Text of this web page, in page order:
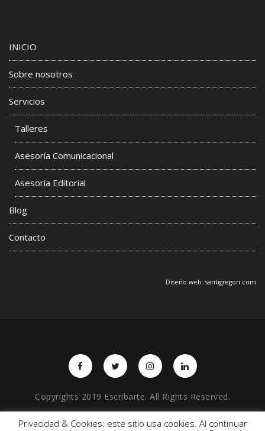
INICIO
Sobre nosotros
Servicios
Talleres
Asesoría Comunicacional
Asesoría Editorial
Blog
Contacto
Diseño web: santigregori.com
Copyrights 2019 Escribarte. All Rights Reserved.
Privacidad & Cookies: este sitio usa cookies. Al continuar